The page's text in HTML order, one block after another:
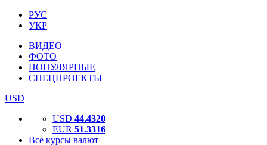
РУС
УКР
ВИДЕО
ФОТО
ПОПУЛЯРНЫЕ
СПЕЦПРОЕКТЫ
USD
USD 44.4320
EUR 51.3316
Все курсы валют